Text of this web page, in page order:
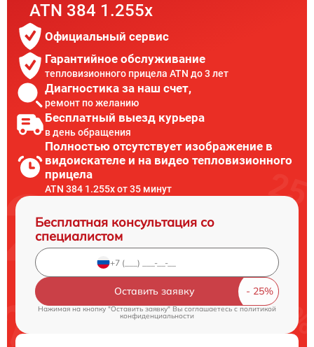
ATN 384 1.255х
Официальный сервис
Гарантийное обслуживание
тепловизионного прицела ATN до 3 лет
Диагностика за наш счет,
ремонт по желанию
Бесплатный выезд курьера
в день обращения
Полностью отсутствует изображение в
видоискателе и на видео тепловизионного
прицела
ATN 384 1.255х от 35 минут
Бесплатная консультация со
специалистом
Оставить заявку
Нажимая на кнопку "Оставить заявку" Вы соглашаетесь cполитикой
конфиденциальности